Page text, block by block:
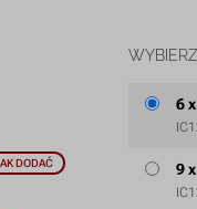
DODAĆ
6
9